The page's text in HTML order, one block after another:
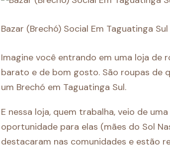
Bazar (Brechó) Social Em Taguatinga Sul
Imagine você entrando em uma loja de
barato e de bom gosto. São roupas de
um Brechó em Taguatinga Sul.
E nessa loja, quem trabalha, veio de
oportunidade para elas (mães do Sol
destacaram nas comunidades e estão